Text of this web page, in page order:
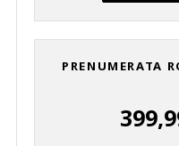
PRENUMERATA